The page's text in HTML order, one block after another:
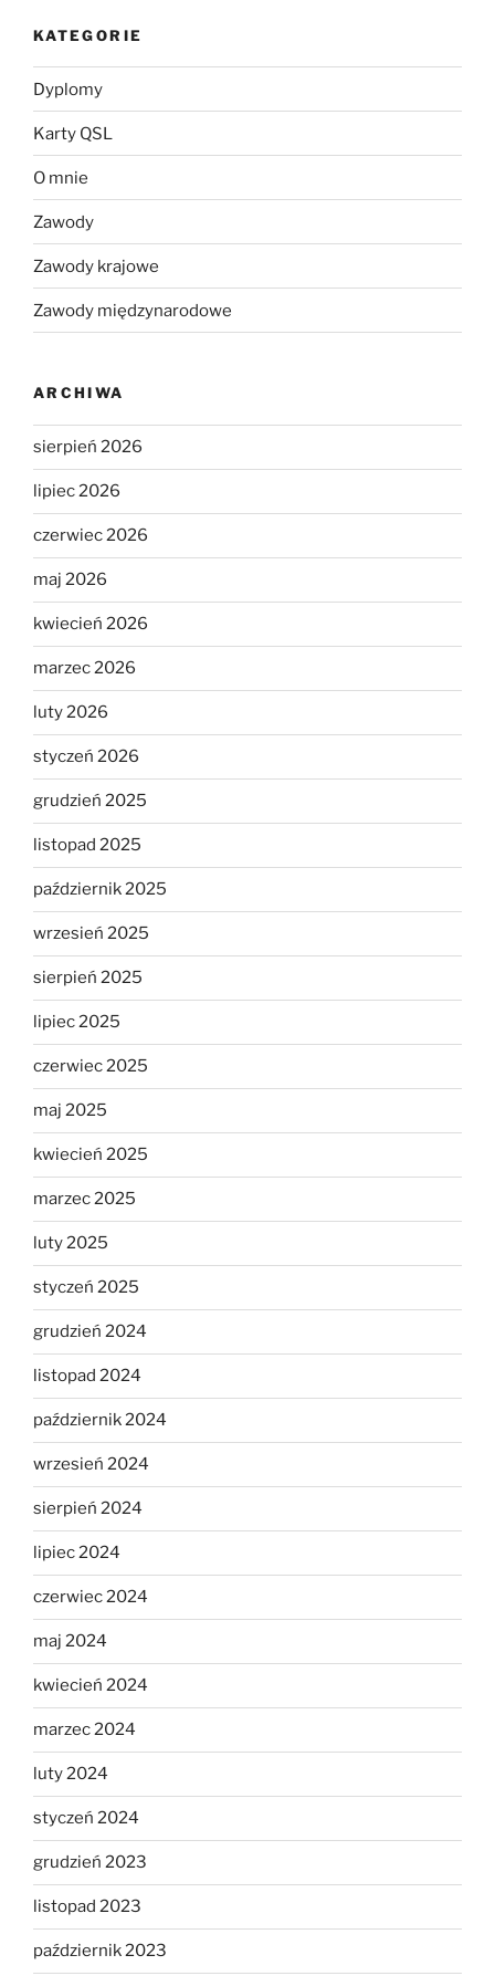
KATEGORIE
Dyplomy
Karty QSL
O mnie
Zawody
Zawody krajowe
Zawody międzynarodowe
ARCHIWA
sierpień 2026
lipiec 2026
czerwiec 2026
maj 2026
kwiecień 2026
marzec 2026
luty 2026
styczeń 2026
grudzień 2025
listopad 2025
październik 2025
wrzesień 2025
sierpień 2025
lipiec 2025
czerwiec 2025
maj 2025
kwiecień 2025
marzec 2025
luty 2025
styczeń 2025
grudzień 2024
listopad 2024
październik 2024
wrzesień 2024
sierpień 2024
lipiec 2024
czerwiec 2024
maj 2024
kwiecień 2024
marzec 2024
luty 2024
styczeń 2024
grudzień 2023
listopad 2023
październik 2023